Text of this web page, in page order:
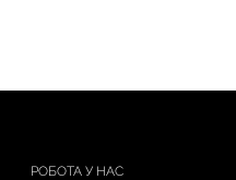
РОБОТА У НАС